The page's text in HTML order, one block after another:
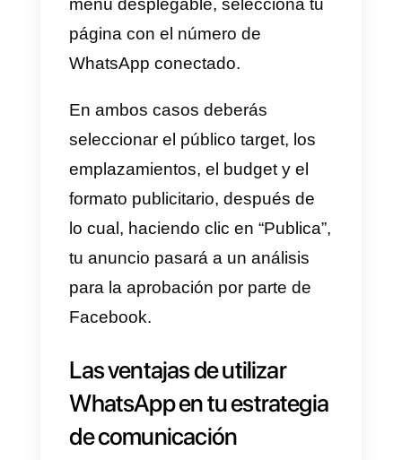
Cómo agregar un link de
Facebook ads
La reciente pandemia ha llevado
a muchas empresas a
en el mundo digital, buscando la
manera de
especialmente orientándose a
canales de redes sociales, sobre